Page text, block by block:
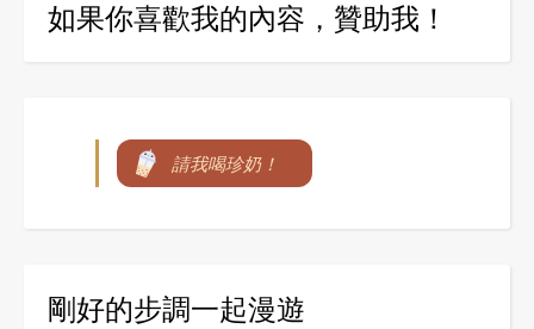
如果你喜歡我的內容，贊助我！
請我喝珍奶！
剛好的步調一起漫遊